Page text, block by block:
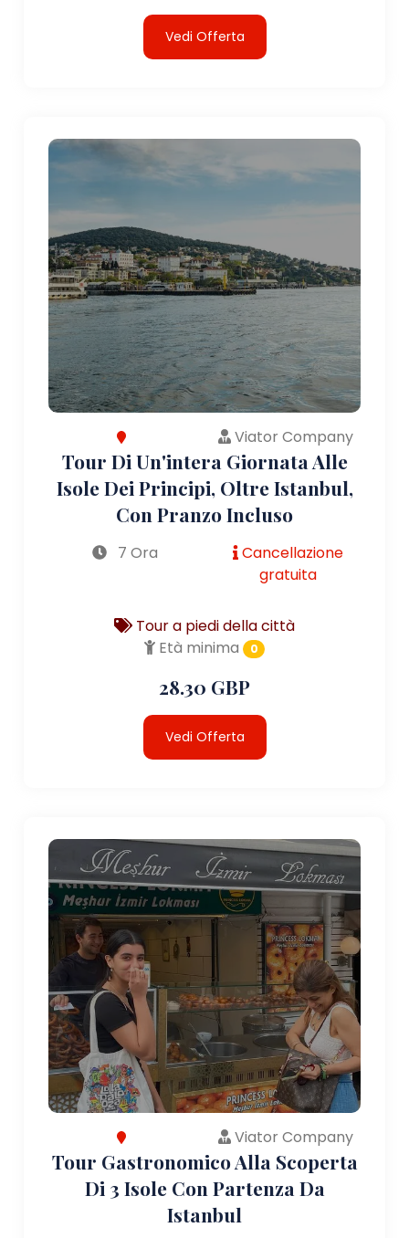
Vedi Offerta
Viator Company
Tour Di Un'intera Giornata Alle
Isole Dei Principi, Oltre Istanbul,
Con Pranzo Incluso
7 Ora
Cancellazione
gratuita
Tour a piedi della città
Età minima
0
28.30 GBP
Vedi Offerta
Viator Company
Tour Gastronomico Alla Scoperta
Di 3 Isole Con Partenza Da
Istanbul